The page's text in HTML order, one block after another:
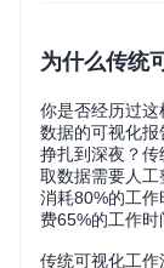
为什么传统
你是否经历过
数据的可视化
挣扎到深夜？
取数据需要人
消耗80%的工
费65%的工作时
传统可视化工作